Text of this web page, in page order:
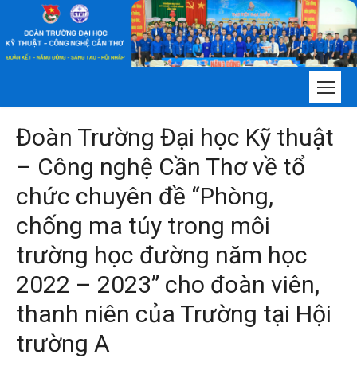
nội
Đoàn Trường Đại học Kỹ thuật
– Công nghệ Cần Thơ về tổ
chức chuyên đề “Phòng,
chống ma túy trong môi
trường học đường năm học
2022 – 2023” cho đoàn viên,
thanh niên của Trường tại Hội
trường A